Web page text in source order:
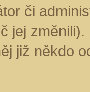
či
jej
již někdo